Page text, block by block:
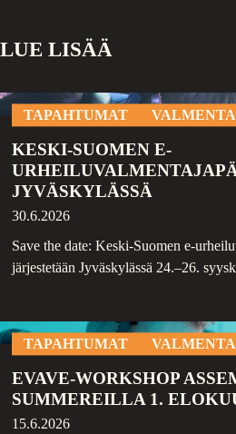
LUE LISÄÄ
TAPAHTUMAT
KESKI-SUOMEN E-
JYVÄSKYLÄSSÄ
30.6.2026
Save the date: Keski-Suomen e-
järjestetään Jyväskylässä 24.–26.
TAPAHTUMAT
EVAVE-WORKSHOP
SUMMEREILLA 1.
15.6.2026